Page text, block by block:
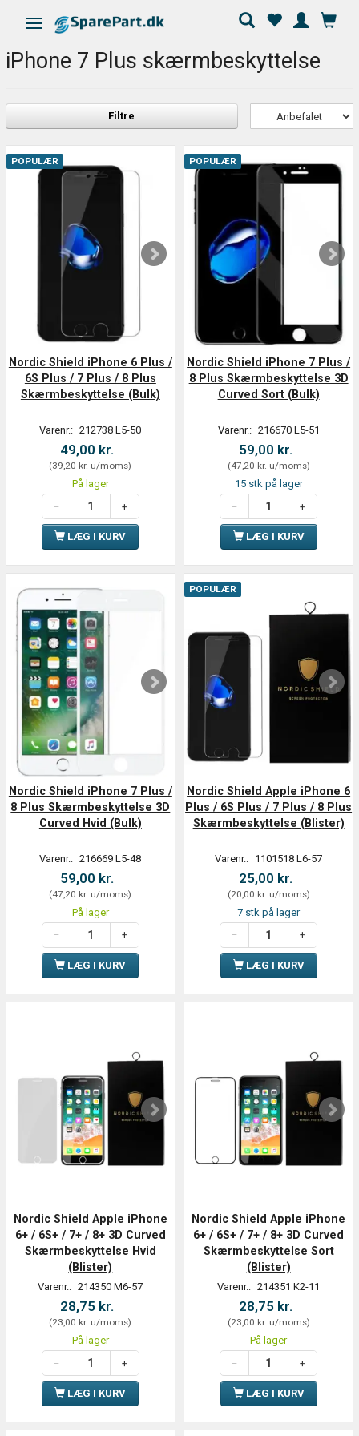
Skifte navigation
iPhone 7 Plus skærmbeskyttelse
Filtre
POPULÆR
Nordic Shield iPhone 6 Plus /
6S Plus / 7 Plus / 8 Plus
Skærmbeskyttelse (Bulk)
Varenr.: 212738 L5-50
49,00 kr.
(39,20 kr. u/moms)
På lager
LÆG I KURV
POPULÆR
Nordic Shield iPhone 7 Plus /
8 Plus Skærmbeskyttelse 3D
Curved Sort (Bulk)
Varenr.: 216670 L5-51
59,00 kr.
(47,20 kr. u/moms)
15 stk på lager
LÆG I KURV
Nordic Shield iPhone 7 Plus /
8 Plus Skærmbeskyttelse 3D
Curved Hvid (Bulk)
Varenr.: 216669 L5-48
59,00 kr.
(47,20 kr. u/moms)
På lager
LÆG I KURV
POPULÆR
Nordic Shield Apple iPhone 6
Plus / 6S Plus / 7 Plus / 8 Plus
Skærmbeskyttelse (Blister)
Varenr.: 1101518 L6-57
25,00 kr.
(20,00 kr. u/moms)
7 stk på lager
LÆG I KURV
Nordic Shield Apple iPhone
6+ / 6S+ / 7+ / 8+ 3D Curved
Skærmbeskyttelse Hvid
(Blister)
Varenr.: 214350 M6-57
28,75 kr.
(23,00 kr. u/moms)
På lager
LÆG I KURV
Nordic Shield Apple iPhone
6+ / 6S+ / 7+ / 8+ 3D Curved
Skærmbeskyttelse Sort
(Blister)
Varenr.: 214351 K2-11
28,75 kr.
(23,00 kr. u/moms)
På lager
LÆG I KURV